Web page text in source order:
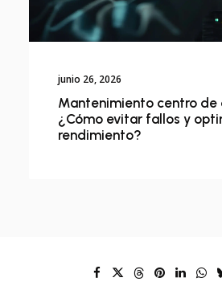
junio 26, 2026
Mantenimiento centro de
¿Cómo evitar fallos y
rendimiento?